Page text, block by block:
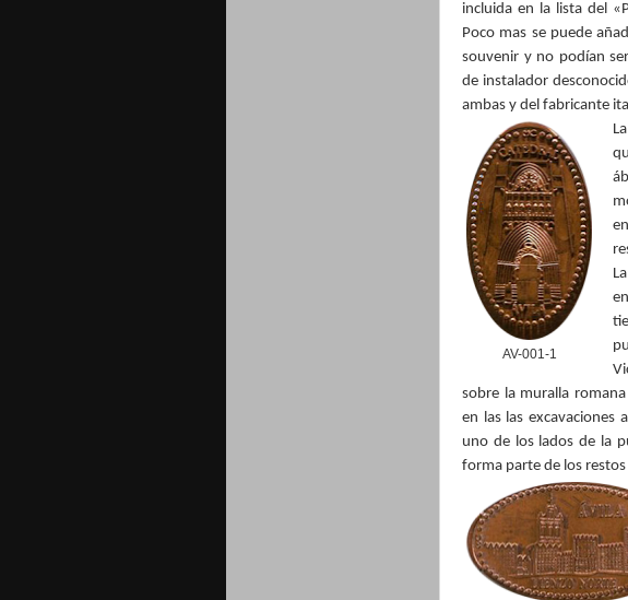
incluida en la lista del
Poco mas se puede
souvenir y no podían
de instalador
ambas y del fabricante
AV-001-1
sobre la muralla
en las las excavaciones
uno de los lados de la
forma parte de los